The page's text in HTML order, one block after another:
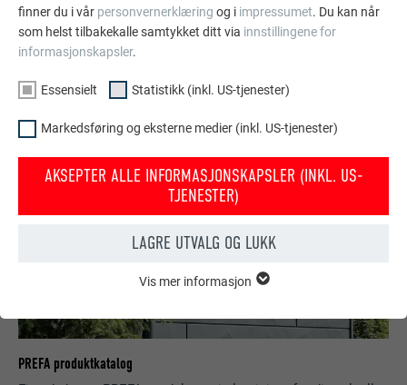
Med en fotomontasje viser vi deg hvor flott huset ditt ser ut
med et PREFA-tak eller en PREFA-fasade.
TIL FOTOSERVICE
PREFA produktkatalog
finner du i vår personvernerklæring og i impressumet. Du kan når
som helst tilbakekalle samtykket ditt via innstillingene for
informasjonskapsler.
Essensielt Statistikk (inkl. US-tjenester)
Markedsføring og eksterne medier (inkl. US-tjenester)
AKSEPTER ALLE INFORMASJONSKAPSLER (INKL. US-
TJENESTER)
LAGRE UTVALG OG LUKK
nettstedets grunnleggende funksjoner. Dermed sikres at
Vis mer informasjon